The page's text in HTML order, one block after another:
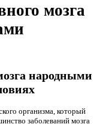
мозга
народными
организма, который
заболеваний мозга